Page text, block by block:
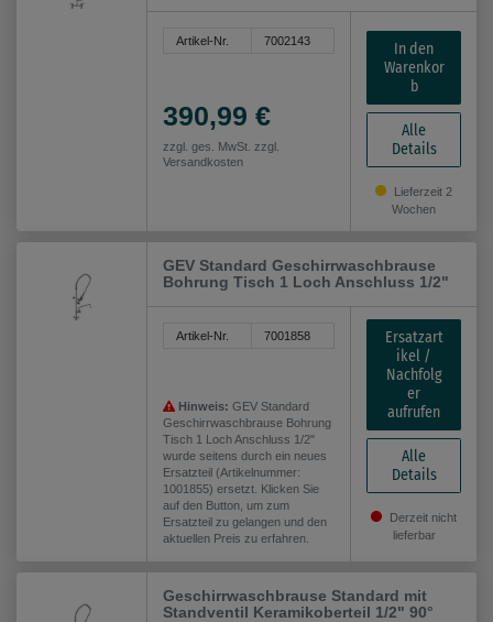
Artikel-Nr. 7002143
390,99 €
zzgl. ges. MwSt. zzgl.
Versandkosten
In den
Warenkor
b
Alle
Details
Lieferzeit 2
Wochen
GEV Standard Geschirrwaschbrause
Bohrung Tisch 1 Loch Anschluss 1/2"
Artikel-Nr. 7001858
Hinweis: GEV Standard
Geschirrwaschbrause Bohrung
Tisch 1 Loch Anschluss 1/2"
wurde seitens durch ein neues
Ersatzteil (Artikelnummer:
1001855) ersetzt. Klicken Sie
auf den Button, um zum
Ersatzteil zu gelangen und den
aktuellen Preis zu erfahren.
Ersatzart
ikel /
Nachfolg
er
aufrufen
Alle
Details
Derzeit nicht
lieferbar
Geschirrwaschbrause Standard mit
Standventil Keramikoberteil 1/2" 90°